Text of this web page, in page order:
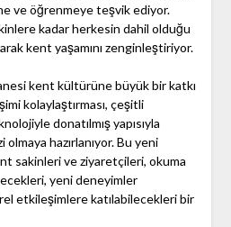
ve öğrenmeye teşvik ediyor.
kadar herkesin dahil olduğu
kent yaşamını zenginleştiriyor.
kent kültürüne büyük bir katkı
kolaylaştırması, çeşitli
donatılmış yapısıyla
hazırlanıyor. Bu yeni
sakinleri ve ziyaretçileri, okuma
yeni deneyimler
etkileşimlere katılabilecekleri bir